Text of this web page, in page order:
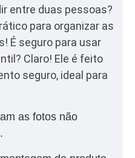
entre duas pessoas?
para organizar as
É seguro para usar
Claro! Ele é feito
seguro, ideal para
as fotos não